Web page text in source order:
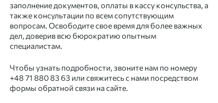
заполнение документов, оплаты в кассу консульства, а
также консультации по всем сопутствующим
вопросам. Освободите свое время для более важных
дел, доверив всю бюрократию опытным
специалистам.
Чтобы узнать подробности, звоните нам по номеру
+48 71 880 83 63 или свяжитесь с нами посредством
формы обратной связи на сайте.